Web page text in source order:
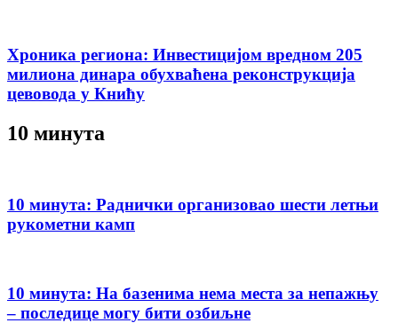
Хроника региона: Инвестицијом вредном 205
милиона динара обухваћена реконструкција
цевовода у Книћу
10 минута
10 минута: Раднички организовао шести летњи
рукометни камп
10 минута: На базенима нема места за непажњу
– последице могу бити озбиљне